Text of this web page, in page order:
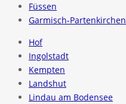
Füssen
Garmisch-Partenkirchen
Hof
Ingolstadt
Kempten
Landshut
Lindau am Bodensee